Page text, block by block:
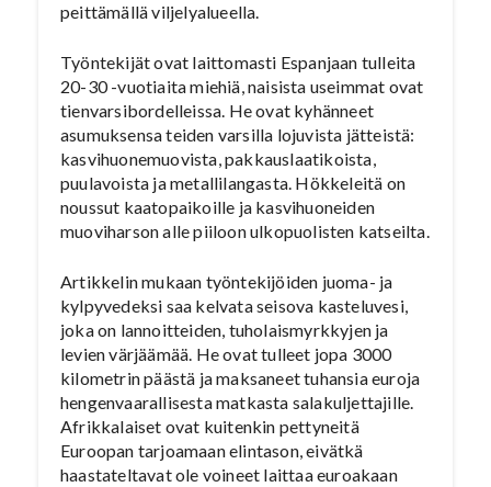
peittämällä viljelyalueella.
Työntekijät ovat laittomasti Espanjaan tulleita
20-30 -vuotiaita miehiä, naisista useimmat ovat
tienvarsibordelleissa. He ovat kyhänneet
asumuksensa teiden varsilla lojuvista jätteistä:
kasvihuonemuovista, pakkauslaatikoista,
puulavoista ja metallilangasta. Hökkeleitä on
noussut kaatopaikoille ja kasvihuoneiden
muoviharson alle piiloon ulkopuolisten katseilta.
Artikkelin mukaan työntekijöiden juoma- ja
kylpyvedeksi saa kelvata seisova kasteluvesi,
joka on lannoitteiden, tuholaismyrkkyjen ja
levien värjäämää. He ovat tulleet jopa 3000
kilometrin päästä ja maksaneet tuhansia euroja
hengenvaarallisesta matkasta salakuljettajille.
Afrikkalaiset ovat kuitenkin pettyneitä
Euroopan tarjoamaan elintason, eivätkä
haastateltavat ole voineet laittaa euroakaan